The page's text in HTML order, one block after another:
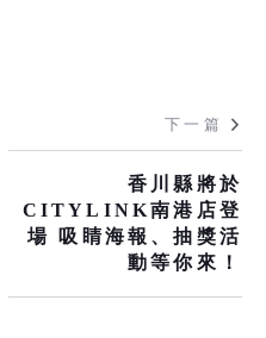
下一篇
香川縣將於
CITYLINK南港店登
場 吸睛海報、抽獎活
動等你來！